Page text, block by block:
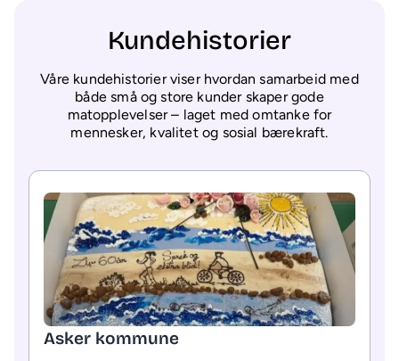
Kundehistorier
Våre kundehistorier viser hvordan samarbeid med
både små og store kunder skaper gode
matopplevelser – laget med omtanke for
mennesker, kvalitet og sosial bærekraft.
Asker kommune